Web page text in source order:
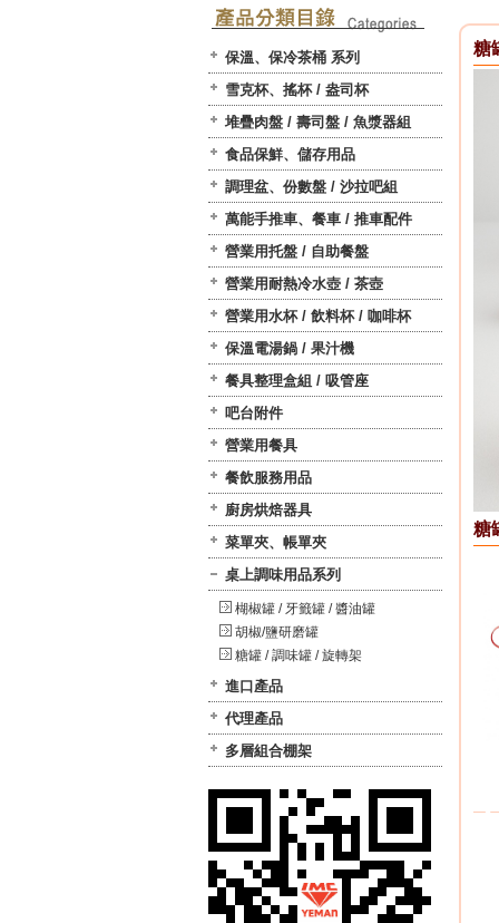
保溫、保冷茶桶 系列
雪克杯、搖杯 / 盎司杯
堆疊肉盤 / 壽司盤 / 魚漿器組
食品保鮮、儲存用品
調理盆、份數盤 / 沙拉吧組
萬能手推車、餐車 / 推車配件
營業用托盤 / 自助餐盤
營業用耐熱冷水壺 / 茶壺
營業用水杯 / 飲料杯 / 咖啡杯
保溫電湯鍋 / 果汁機
餐具整理盒組 / 吸管座
吧台附件
營業用餐具
餐飲服務用品
廚房烘焙器具
菜單夾、帳單夾
桌上調味用品系列
楜椒罐 / 牙籤罐 / 醬油罐
胡椒/鹽研磨罐
糖罐 / 調味罐 / 旋轉架
進口產品
代理產品
多層組合棚架
糖
糖